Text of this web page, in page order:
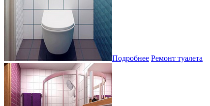
Подробнее Ремонт туалета